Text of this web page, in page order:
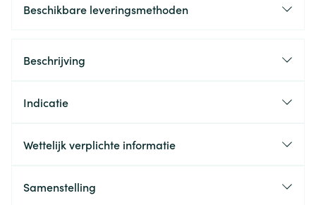
Beschikbare leveringsmethoden
Beschrijving
Indicatie
Wettelijk verplichte informatie
Samenstelling